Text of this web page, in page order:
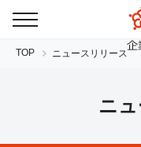
TOP ニュースリリース
ニ